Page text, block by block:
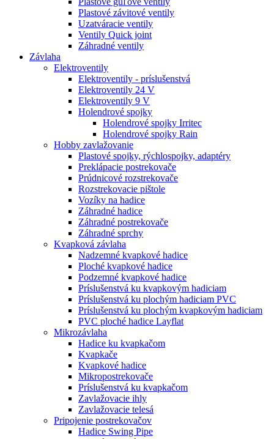
Plastové závitové ventily
Uzatváracie ventily
Ventily Quick joint
Záhradné ventily
Závlaha
Elektroventily
Elektroventily - príslušenstvá
Elektroventily 24 V
Elektroventily 9 V
Holendrové spojky
Holendrové spojky Irritec
Holendrové spojky Rain
Hobby zavlažovanie
Plastové spojky, rýchlospojky, adaptéry
Preklápacie postrekovače
Prúdnicové rozstrekovače
Rozstrekovacie pištole
Vozíky na hadice
Záhradné hadice
Záhradné postrekovače
Záhradné sprchy
Kvapková závlaha
Nadzemné kvapkové hadice
Ploché kvapkové hadice
Podzemné kvapkové hadice
Príslušenstvá ku kvapkovým hadiciam
Príslušenstvá ku plochým hadiciam PVC
Príslušenstvá ku plochým kvapkovým hadiciam
PVC ploché hadice Layflat
Mikrozávlaha
Hadice ku kvapkačom
Kvapkače
Kvapkové hadice
Mikropostrekovače
Príslušenstvá ku kvapkačom
Zavlažovacie ihly
Zavlažovacie telesá
Pripojenie postrekovačov
Hadice Swing Pipe